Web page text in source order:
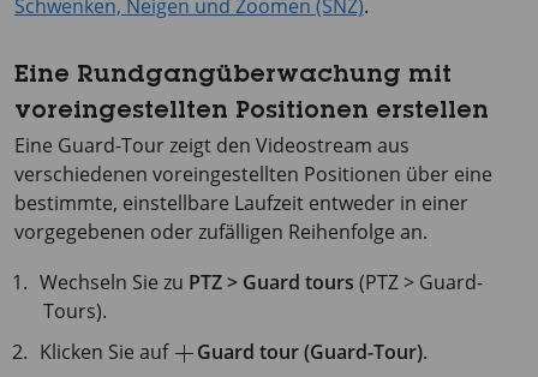
Schwenken, Neigen und Zoomen (SNZ).
Eine Rundgangüberwachung mit
voreingestellten Positionen erstellen
Eine Guard-Tour zeigt den Videostream aus
verschiedenen voreingestellten Positionen über eine
bestimmte, einstellbare Laufzeit entweder in einer
vorgegebenen oder zufälligen Reihenfolge an.
Wechseln Sie zu PTZ > Guard tours (PTZ > Guard-
Tours).
Klicken Sie auf
Guard tour (Guard-Tour).